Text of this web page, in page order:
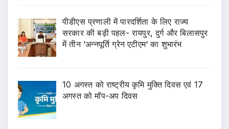
पीडीएस प्रणाली में पारदर्शिता के लिए राज्य
सरकार की बड़ी पहल- रायपुर, दुर्ग और बिलासपुर
में तीन ‘अन्नपूर्ति ग्रेन एटीएम‘ का शुभारंभ
10 अगस्त को राष्ट्रीय कृमि मुक्ति दिवस एवं 17
अगस्त को मॉप-अप दिवस